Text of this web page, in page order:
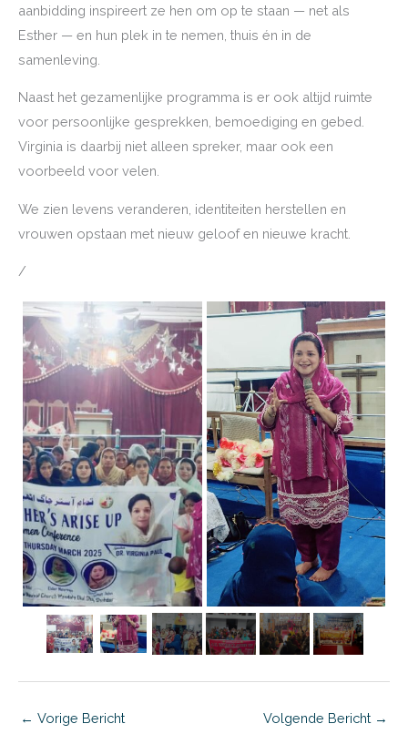
aanbidding inspireert ze hen om op te staan — net als
Esther — en hun plek in te nemen, thuis én in de
samenleving.
Naast het gezamenlijke programma is er ook altijd ruimte
voor persoonlijke gesprekken, bemoediging en gebed.
Virginia is daarbij niet alleen spreker, maar ook een
voorbeeld voor velen.
We zien levens veranderen, identiteiten herstellen en
vrouwen opstaan met nieuw geloof en nieuwe kracht.
/
← Vorige Bericht Volgende Bericht →